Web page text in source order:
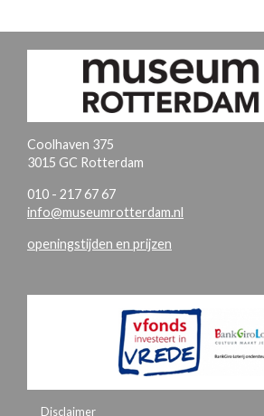
Coolhaven 375
3015 GC Rotterdam
010 - 217 67 67
info@museumrotterdam.nl
openingstijden en prijzen
Disclaimer